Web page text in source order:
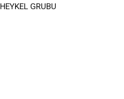
GRUBU